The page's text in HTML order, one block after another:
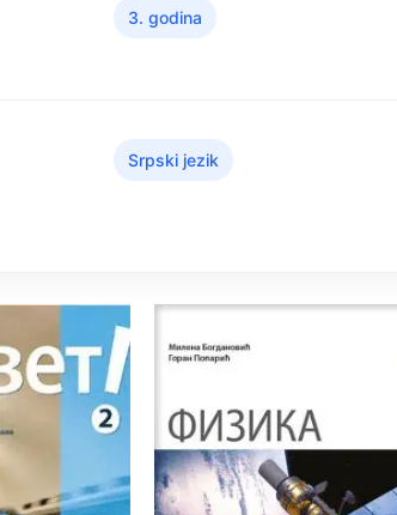
3. godina
Srpski jezik